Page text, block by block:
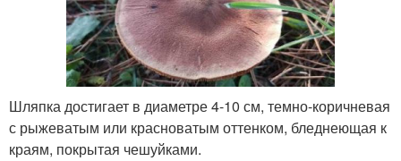
Шляпка достигает в диаметре 4-10 см, темно-коричневая
с рыжеватым или красноватым оттенком, бледнеющая к
краям, покрытая чешуйками.